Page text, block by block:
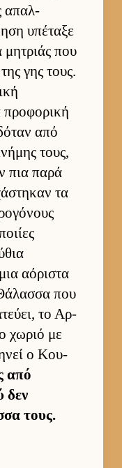
απαλ­
υπέταξε
μητριάς που
γης τους.
προφορική
από
τους,
πια παρά
τα
αόριστα
που
το Αρ­
χωριό με
ο Κου­
από
δεν
τους.